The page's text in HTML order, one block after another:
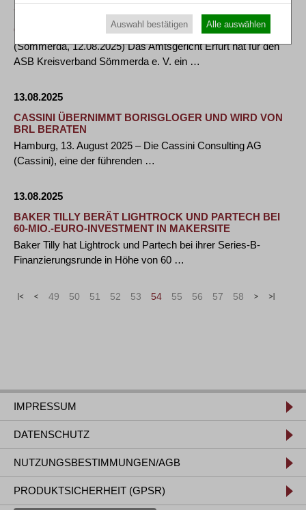
ASB KREISVERBAND SÖMMERDA SANIERT SICH IN
EIGENVERWALTUNG: VEREIN NUTZT MODERNES
GERICHTLICHES VERFAHREN ZUR NEUAUFSTELLUNG
(Sömmerda, 12.08.2025) Das Amtsgericht Erfurt hat für den
ASB Kreisverband Sömmerda e. V. ein …
13.08.2025
CASSINI ÜBERNIMMT BORISGLOGER UND WIRD VON
BRL BERATEN
Hamburg, 13. August 2025 – Die Cassini Consulting AG
(Cassini), eine der führenden …
13.08.2025
BAKER TILLY BERÄT LIGHTROCK UND PARTECH BEI
60-MIO.-EURO-INVESTMENT IN MAKERSITE
Baker Tilly hat Lightrock und Partech bei ihrer Series-B-
Finanzierungsrunde in Höhe von 60 …
« < 49 50 51 52 53 54 55 56 57 58 > »
IMPRESSUM
DATENSCHUTZ
NUTZUNGSBESTIMMUNGEN/AGB
PRODUKTSICHERHEIT (GPSR)
Auswahl bestätigen Alle auswählen